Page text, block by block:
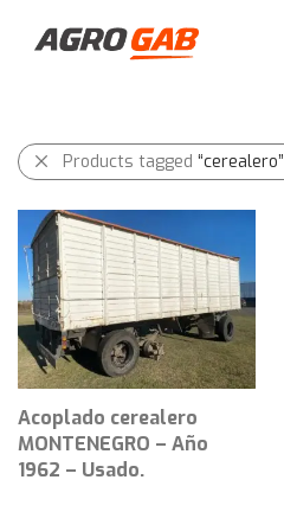
Products tagged “cerealero”
Acoplado cerealero
MONTENEGRO – Año
1962 – Usado.